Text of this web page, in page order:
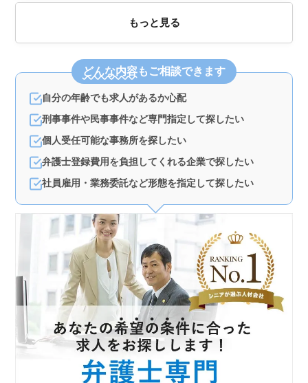
もっと見る
どんな内容もご相談できます
自分の年齢でも求人があるか心配
刑事事件や民事事件など専門指定して探したい
個人受任可能な事務所を探したい
弁護士登録費用を負担してくれる企業で探したい
社員雇用・業務委託など形態を指定して探したい